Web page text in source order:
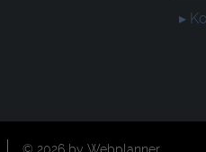
▸
© 2026 by Webplanner